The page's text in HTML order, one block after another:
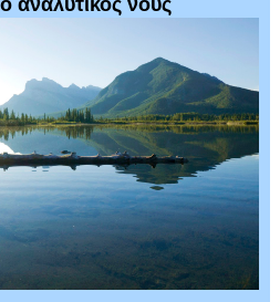
αναλυτικός νους